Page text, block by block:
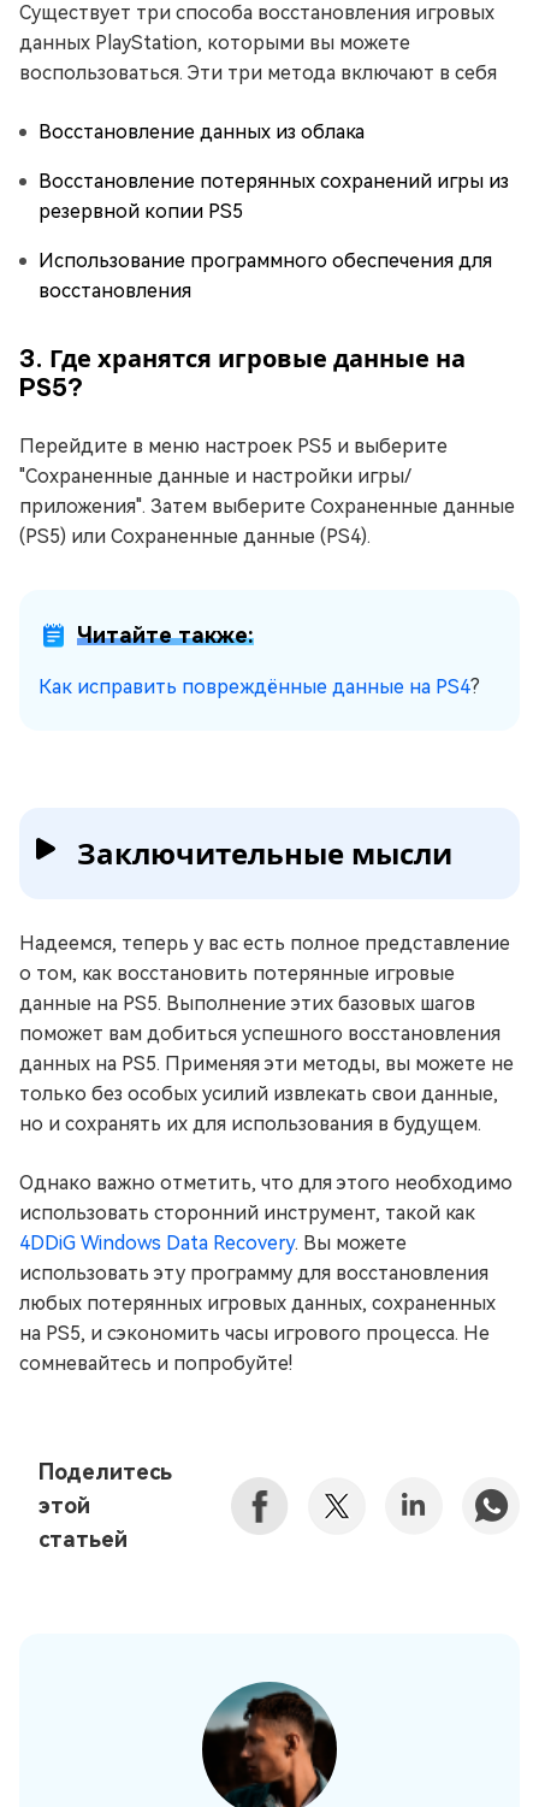
Существует три способа восстановления игровых
данных PlayStation, которыми вы можете
воспользоваться. Эти три метода включают в себя
Восстановление данных из облака
Восстановление потерянных сохранений игры из
резервной копии PS5
Использование программного обеспечения для
восстановления
3. Где хранятся игровые данные на
PS5?
Перейдите в меню настроек PS5 и выберите
"Сохраненные данные и настройки игры/
приложения". Затем выберите Сохраненные данные
(PS5) или Сохраненные данные (PS4).
Читайте также:
Как исправить повреждённые данные на PS4?
Заключительные мысли
Надеемся, теперь у вас есть полное представление
о том, как восстановить потерянные игровые
данные на PS5. Выполнение этих базовых шагов
поможет вам добиться успешного восстановления
данных на PS5. Применяя эти методы, вы можете не
только без особых усилий извлекать свои данные,
но и сохранять их для использования в будущем.
Однако важно отметить, что для этого необходимо
использовать сторонний инструмент, такой как
4DDiG Windows Data Recovery. Вы можете
использовать эту программу для восстановления
любых потерянных игровых данных, сохраненных
на PS5, и сэкономить часы игрового процесса. Не
сомневайтесь и попробуйте!
Поделитесь
этой
статьей